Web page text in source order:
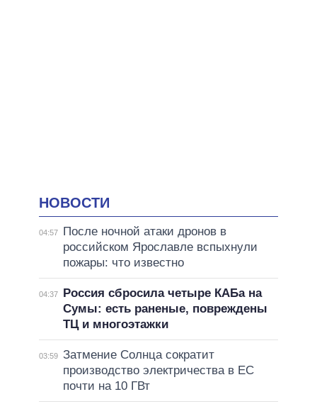
НОВОСТИ
04:57
После ночной атаки дронов в
российском Ярославле вспыхнули
пожары: что известно
04:37
Россия сбросила четыре КАБа на
Сумы: есть раненые, повреждены
ТЦ и многоэтажки
03:59 Затмение Солнца сократит
производство электричества в ЕС
почти на 10 ГВт